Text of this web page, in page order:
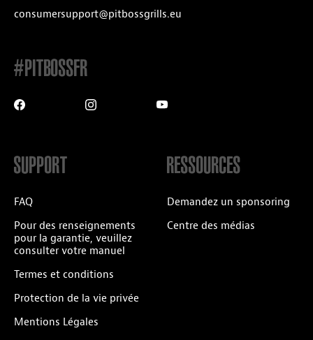
consumersupport@pitbossgrills.eu
#PITBOSSFR
SUPPORT
FAQ
Pour des renseignements
pour la garantie, veuillez
consulter votre manuel
Termes et conditions
Protection de la vie privée
Mentions Légales
RESSOURCES
Demandez un sponsoring
Centre des médias